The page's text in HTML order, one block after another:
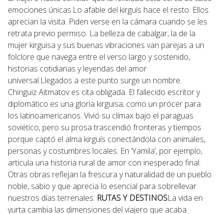
emociones únicas.Lo afable del kirguís hace el resto. Ellos
aprecian la visita. Piden verse en la cámara cuando se les
retrata previo permiso. La belleza de cabalgar, la de la
mujer kirguisa y sus buenas vibraciones van parejas a un
folclore que navega entre el verso largo y sostenido,
historias cotidianas y leyendas del amor
universal.Llegados a este punto surge un nombre.
Chinguiz Aitmatov es cita obligada. El fallecido escritor y
diplomático es una gloria kirguisa; como un prócer para
los latinoamericanos. Vivió su clímax bajo el paraguas
soviético, pero su prosa trascendió fronteras y tiempos
porque captó el alma kirguís conectándola con animales,
personas y costumbres locales. En ‘Yamila’, por ejemplo,
articula una historia rural de amor con inesperado final.
Otras obras reflejan la frescura y naturalidad de un pueblo
noble, sabio y que aprecia lo esencial para sobrellevar
nuestros días terrenales. RUTAS Y DESTINOSLa vida en
yurta cambia las dimensiones del viajero que acaba